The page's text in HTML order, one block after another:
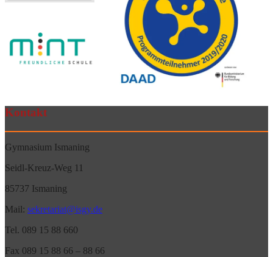
Kontakt
Gymnasium Ismaning
Seidl-Kreuz-Weg 11
85737 Ismaning
Mail: sekretariat@isgy.de
Tel. 089 15 88 660
Fax 089 15 88 66 – 88 66